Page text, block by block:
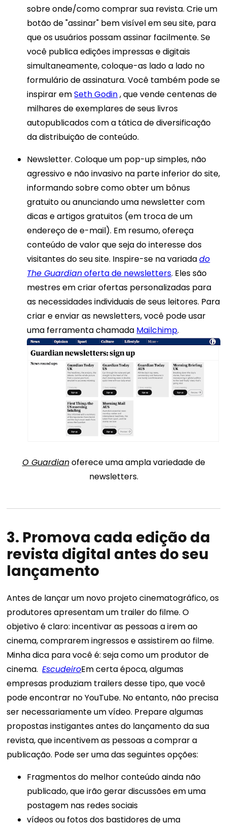
sobre onde/como comprar sua revista. Crie um
botão de "assinar" bem visível em seu site, para
que os usuários possam assinar facilmente. Se
você publica edições impressas e digitais
simultaneamente, coloque-as lado a lado no
formulário de assinatura. Você também pode se
inspirar emSeth Godin, que vende centenas de
milhares de exemplares de seus livros
autopublicados com a tática de diversificação
da distribuição de conteúdo.
Newsletter. Coloque um pop-up simples, não
agressivo e não invasivo na parte inferior do site,
informando sobre como obter um bônus
gratuito ou anunciando uma newsletter com
dicas e artigos gratuitos (em troca de um
endereço de e-mail). Em resumo, ofereça
conteúdo de valor que seja do interesse dos
visitantes do seu site. Inspire-se na variadado
The Guardianoferta de newsletters. Eles são
mestres em criar ofertas personalizadas para
as necessidades individuais de seus leitores. Para
criar e enviar as newsletters, você pode usar
uma ferramenta chamada Mailchimp.
O Guardianoferece uma ampla variedade de
newsletters.
3. Promova cada edição da
revista digital antes do seu
lançamento
Antes de lançar um novo projeto cinematográfico, os
produtores apresentam um trailer do filme. O
objetivo é claro: incentivar as pessoas a irem ao
cinema, comprarem ingressos e assistirem ao filme.
Minha dica para você é: seja como um produtor de
cinema. EscudeiroEm certa época, algumas
empresas produziam trailers desse tipo, que você
pode encontrar no YouTube. No entanto, não precisa
ser necessariamente um vídeo. Prepare algumas
propostas instigantes antes do lançamento da sua
revista, que incentivem as pessoas a comprar a
publicação. Pode ser uma das seguintes opções:
Fragmentos do melhor conteúdo ainda não
publicado, que irão gerar discussões em uma
postagem nas redes sociais
vídeos ou fotos dos bastidores de uma